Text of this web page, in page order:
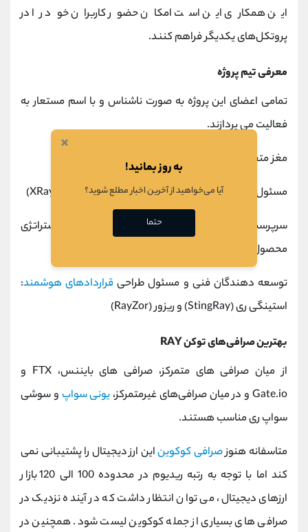
این همکاری این است امکان حضور کاربران خود را در
پروتکل‌های یکدیگر فراهم کنند.
معرفی تیم پروژه
تمامی اعضای این پروژه به صورت ناشناس و با اسم مستعار به
فعالیت می پردازند.
مغز متفکر تیم: آلفا ری (AlphaRay)
مسئول فنی و سرپرست بخش برنامه نویسی: ایکس ری (XRay)
سرپرست بخش بازاریابی و روابط عمومی و تعیین استراتژی
محصول: گاما ری (GammaRay)
توسعه دهندگان فنی و مسئول طراحی قراردادهای هوشمند:
استینگی ری (StingRay) و ریزور (RayZor)
بهترین صرافی‌های توکن RAY
از میان صرافی های متمرکز، صرافی های بایننس، FTX و
Gate.io و در میان صرافی‌های غیرمتمرکز،
یونی سواپ و سوشی
سواپ ری مناسب هستند.
متاسفانه هنوزصرافی کوکویناین ارز دیجیتال را پشتیبانی نمی
کند اما با توجه به رتبه ریدیوم در محدوده 100 الی 120 بازار
ارزهای دیجیتال، می توان انتظار داشت که در آینده نزدیک در
صرافی های بسیاری از جمله کوکوین لیست شود. همچنین در
×
به روز بمانید!
آیا می‌خواهید از آخرین اخبار مطلع شوید؟
حتما